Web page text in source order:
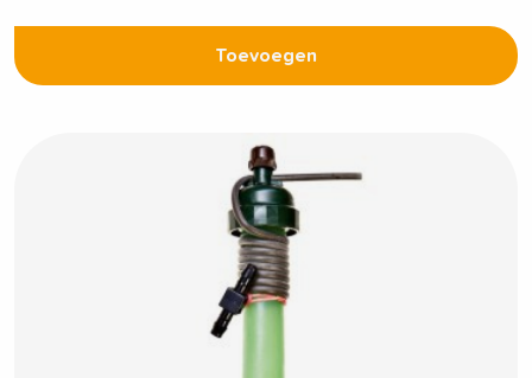
Toevoegen